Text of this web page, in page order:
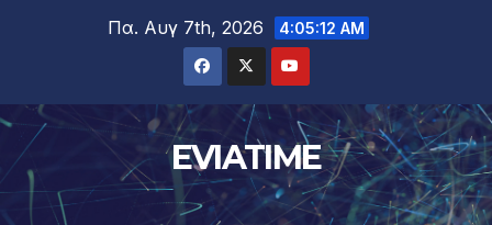
Πα. Αυγ 7th, 2026 4:05:13 AM
EVIATIME